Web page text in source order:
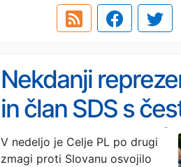
Nekdanji
in član SDS s
zbodel Jankovića
V nedeljo je Celje PL po drugi
zmagi proti Slovanu osvojilo